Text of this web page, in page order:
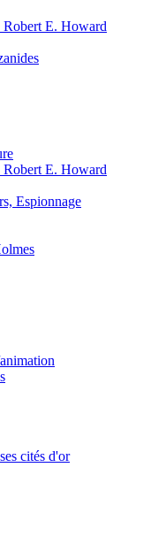
Robert E. Howard
Robert E. Howard
Espionnage
cités d'or